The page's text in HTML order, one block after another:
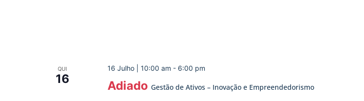
QUI
16 Adiado Gestão de Ativos – Inovação e Empreendedorismo
16 Julho | 10:00 am - 6:00 pm